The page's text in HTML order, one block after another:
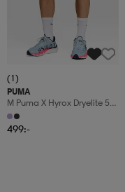
(1)
PUMA
M Puma X Hyrox Dryelite 5"
Short
499:-